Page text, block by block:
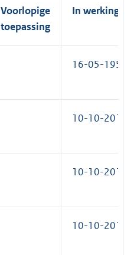
Voorlopige
toepassing
In werking
16-05-1958
10-10-2010
10-10-2010
10-10-2010